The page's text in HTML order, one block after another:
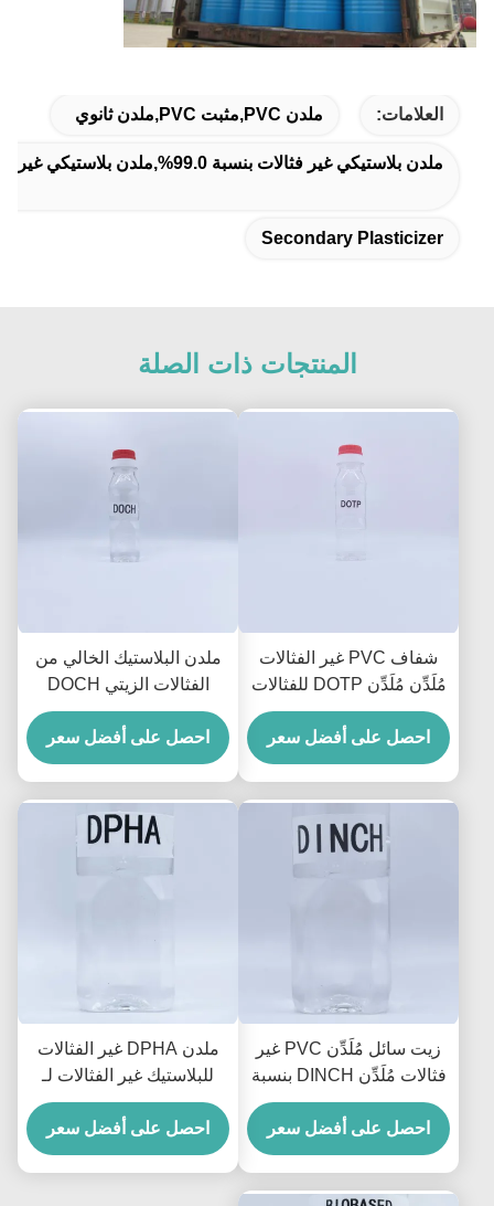
العلامات: ملدن PVC,مثبت PVC,ملدن ثانوي
ملدن بلاستيكي غير فثالات بنسبة 99.0%,ملدن بلاستيكي غير فثالات بنسبة 99 بالمئة,ملدن ثنائي أوكتيل أديبات للحرارة الشديدة
Secondary Plasticizer
المنتجات ذات الصلة
شفاف PVC غير الفثالات
مُلَدِّن مُلَدِّن DOTP للفثالات
للقفازات والكابلات
احصل على أفضل سعر
ملدن البلاستيك الخالي من
الفثالات الزيتي DOCH
بنفس كفاءة التلدين مثل
DOP
احصل على أفضل سعر
زيت سائل مُلَدِّن PVC غير
فثالات مُلَدِّن DINCH بنسبة
99.5%
احصل على أفضل سعر
ملدن DPHA غير الفثالات
للبلاستيك غير الفثالات لـ
PVC درجة حرارة منخفضة
احصل على أفضل سعر